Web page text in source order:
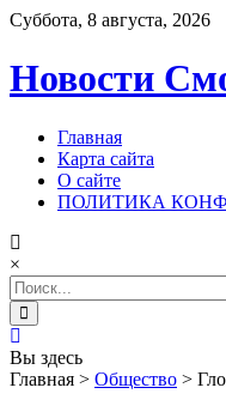
Суббота, 8 августа, 2026
Новости
Главная
Карта сайта
О сайте
ПОЛИТИКА
×
Search
for:
Вы здесь
Главная > Общество >